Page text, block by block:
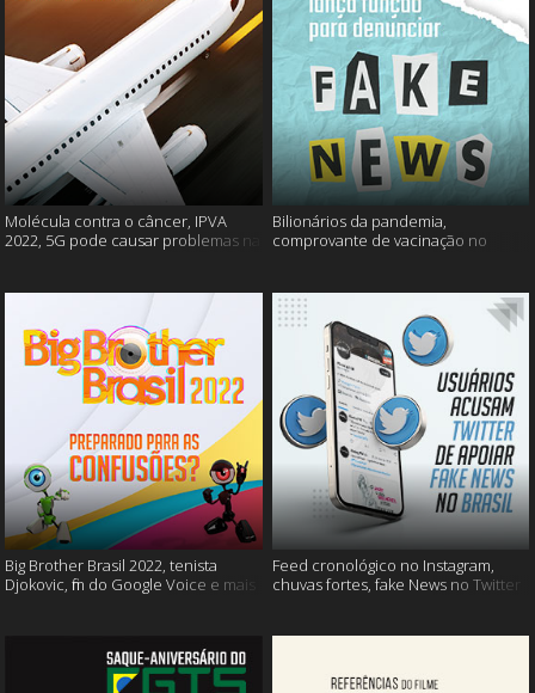
Molécula contra o câncer, IPVA
2022, 5G pode causar problemas na
Bilionários da pandemia,
comprovante de vacinação no
Big Brother Brasil 2022, tenista
Djokovic, fim do Google Voice e mais
Feed cronológico no Instagram,
chuvas fortes, fake News no Twitter